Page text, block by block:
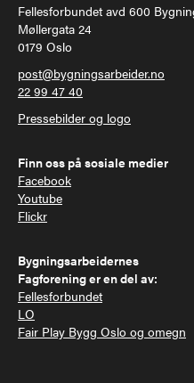
Fellesforbundet avd 600
Møllergata 24
0179 Oslo
post@bygningsarbeider.no
22 99 47 40
Pressebilder og logo
Finn oss på sosiale medier
Facebook
Youtube
Flickr
Bygningsarbeidernes
Fagforening er en del av:
Fellesforbundet
LO
Fair Play Bygg Oslo og omegn